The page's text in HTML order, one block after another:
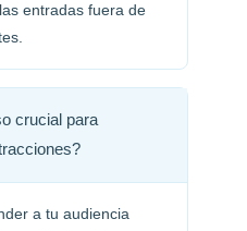
entradas fuera de
crucial para
a tu audiencia